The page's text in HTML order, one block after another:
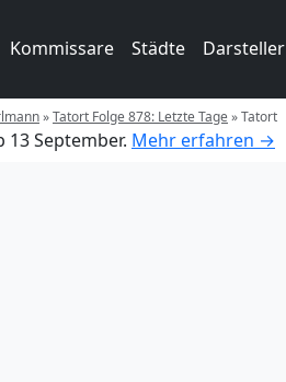
Kommissare Städte Darsteller
»Tatort Folge 878: Letzte Tage»Tatort
13 September. Mehr erfahren →